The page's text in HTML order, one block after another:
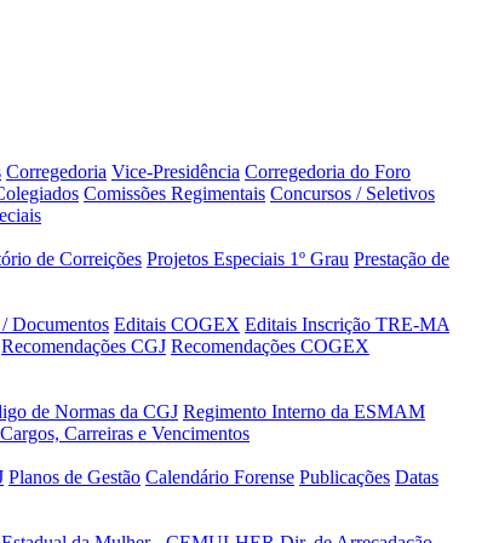
Corregedoria Vice-Presidência Corregedoria do Foro
Comissões Regimentais Concursos / Seletivos
de Correições Projetos Especiais 1º Grau Prestação de
Documentos Editais COGEX Editais Inscrição TRE-MA
Recomendações CGJ Recomendações COGEX
de Normas da CGJ Regimento Interno da ESMAM
Carreiras e Vencimentos
Planos de Gestão Calendário Forense Publicações Datas